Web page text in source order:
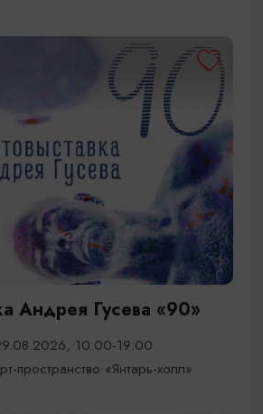
Андрея Гусева «90»
10:00-19:00
пространство «Янтарь-холл»